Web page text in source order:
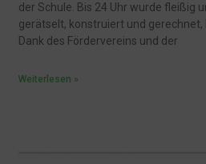
der Schule. Bis 24 Uhr wurde fleißig
gerätselt, konstruiert und gerechnet,
Dank des Fördervereins und der
Weiterlesen »